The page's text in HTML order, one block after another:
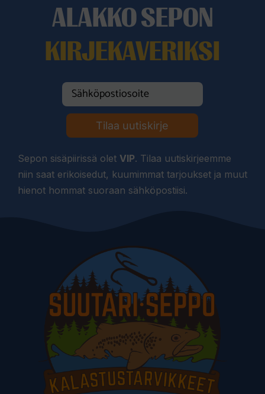
ALAKKO SEPON
KIRJEKAVERIKSI
Tilaa uutiskirje
Sepon sisäpiirissä olet VIP. Tilaa uutiskirjeemme
niin saat erikoisedut, kuumimmat tarjoukset ja muut
hienot hommat suoraan sähköpostiisi.